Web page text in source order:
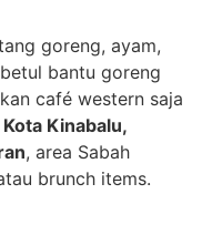
goreng, ayam,
bantu goreng
café western saja
Kota Kinabalu,
, area Sabah
brunch items.